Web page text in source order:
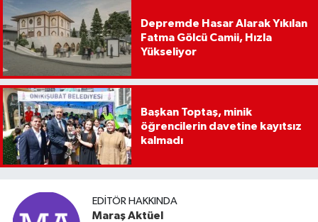
Depremde Hasar Alarak Yıkılan
Fatma Gölcü Camii, Hızla
Yükseliyor
Başkan Toptaş, minik
öğrencilerin davetine kayıtsız
kalmadı
EDITÖR HAKKINDA
Maraş Aktüel